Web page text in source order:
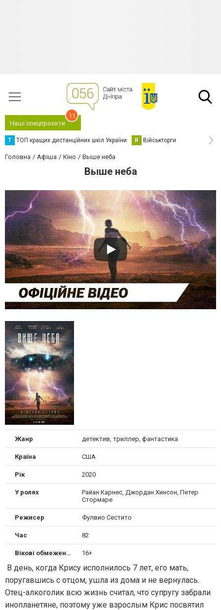
Наші спецпроєкти
11
Т ТОП кращих дистанційних шкіл України В Військторги
Головна Афіша Кіно Выше неба
Выше неба
Жанр детектив, триллер, фантастика
Країна США
Рік 2020
У ролях
Райан Карнес, Джордан Хинсон, Петер
Стормаре
Режисер Фулвио Сестито
Час 82
Вікові обмеження 16+
В день, когда Крису исполнилось 7 лет, его мать,
поругавшись с отцом, ушла из дома и не вернулась.
Отец-алкоголик всю жизнь считал, что супругу забрали
инопланетяне, поэтому уже взрослым Крис посвятил